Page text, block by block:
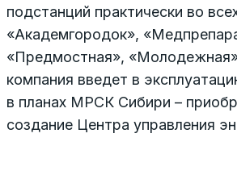
подстанций практически во
«Академгородок»,
«Предмостная»,
компания введет в
в планах МРСК Сибири –
создание Центра управления